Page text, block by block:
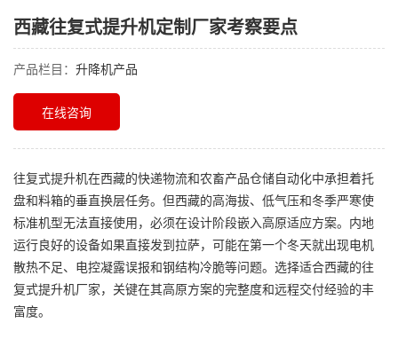
西藏往复式提升机定制厂家考察要点
产品栏目： 升降机产品
在线咨询
往复式提升机在西藏的快递物流和农畜产品仓储自动化中承担着托
盘和料箱的垂直换层任务。但西藏的高海拔、低气压和冬季严寒使
标准机型无法直接使用，必须在设计阶段嵌入高原适应方案。内地
运行良好的设备如果直接发到拉萨，可能在第一个冬天就出现电机
散热不足、电控凝露误报和钢结构冷脆等问题。选择适合西藏的往
复式提升机厂家，关键在其高原方案的完整度和远程交付经验的丰
富度。